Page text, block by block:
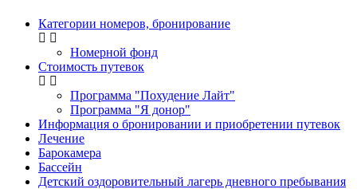
Категории номеров, бронирование
Номерной фонд
Стоимость путевок
Программа "Похудение Лайт"
Программа "Я донор"
Информация о бронировании и приобретении путевок
Лечение
Барокамера
Бассейн
Детский оздоровительный лагерь дневного пребывания